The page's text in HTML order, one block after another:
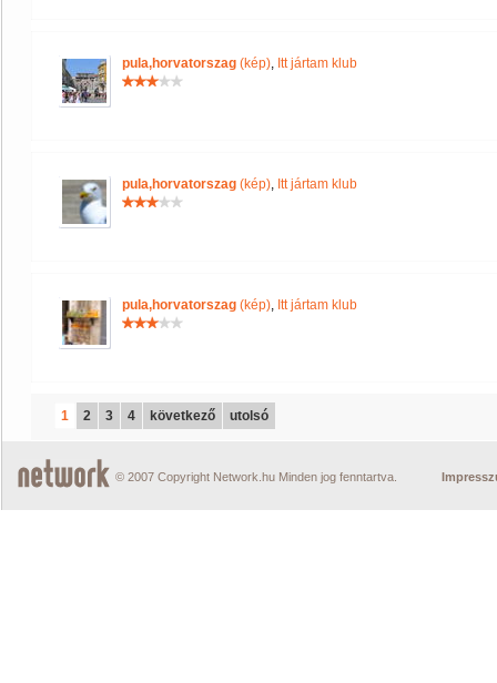
pula,horvatorszag (kép), Itt jártam klub
pula,horvatorszag (kép), Itt jártam klub
pula,horvatorszag (kép), Itt jártam klub
1 2 3 4 következő utolsó
© 2007 Copyright Network.hu Minden jog fenntartva.